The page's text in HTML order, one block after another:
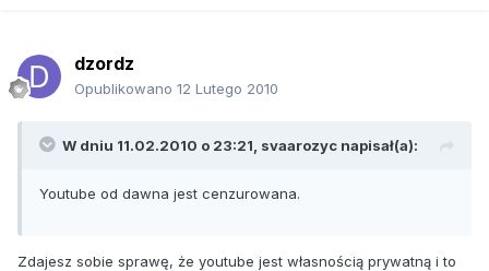
dzordz
Opublikowano 12 Lutego 2010
W dniu 11.02.2010 o 23:21, svaarozyc napisał(a):
Youtube od dawna jest cenzurowana.
Zdajesz sobie sprawę, że youtube jest własnością prywatną i to